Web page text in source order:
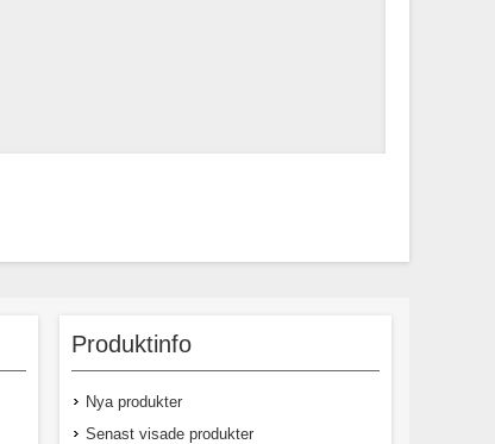
Produktinfo
Nya produkter
Senast visade produkter